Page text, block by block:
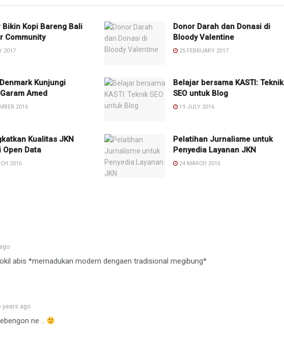
Bikin Kopi Bareng Bali
Community
2017
Donor Darah dan Donasi di
Bloody Valentine
25 FEBRUARY 2017
Kunjungi
Amed
2016
Belajar bersama KASTI: Teknik
SEO untuk Blog
19 JULY 2016
Kualitas JKN
Open Data
2016
Pelatihan Jurnalisme untuk
Penyedia Layanan JKN
24 MARCH 2016
abis *memadukan modern dengaen tradisional megibung*
years ago
ne ..